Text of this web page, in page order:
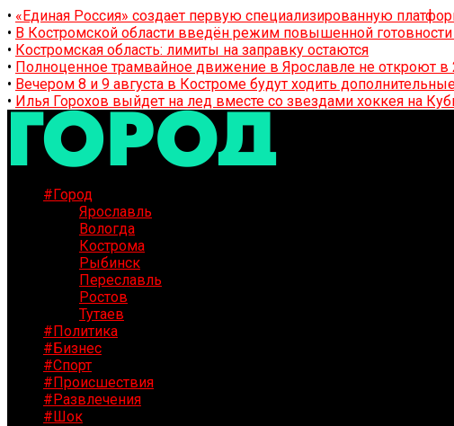
• «Единая Россия» создает первую специализированную
• В Костромской области введён режим повышенной
• Костромская область: лимиты на заправку остаются
• Полноценное трамвайное движение в Ярославле не откроют в
• Вечером 8 и 9 августа в Костроме будут ходить
• Илья Горохов выйдет на лед вместе со звездами хоккея на
#Город
Ярославль
Вологда
Кострома
Рыбинск
Переславль
Ростов
Тутаев
#Политика
#Бизнес
#Спорт
#Происшествия
#Развлечения
#Шок